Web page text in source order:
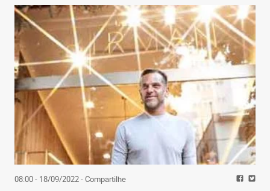
08:00 - 18/09/2022- Compartilhe